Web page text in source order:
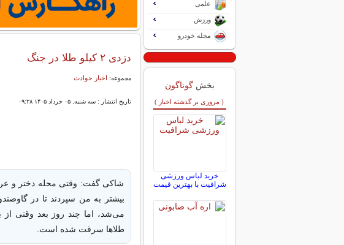
دزدی ۲ کیلو طلا در جنگ
مجموعه: اخبار حوادث
تاریخ انتشار : سه شنبه, ۰۵ خرداد ۱۴۰۵ ۰۹:۲۸
شاکی گفت: وقتی محله دختر و
می‌شد، اما چند روز بعد وقتی
طلاها سرقت شده است.
علمی
ورزش
مجله خودرو
بخش گوناگون
( مروری بر گذشته اخبار )
خرید لباس ورزشی
شرافیت با بهترین قیمت